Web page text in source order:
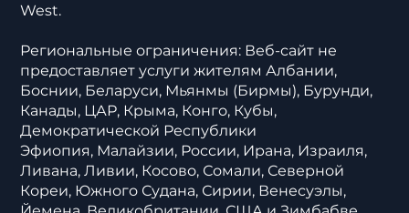
West.
Региональные ограничения: Веб-сайт не
предоставляет услуги жителям Албании,
Боснии, Беларуси, Мьянмы (Бирмы), Бурунди,
Канады, ЦАР, Крыма, Конго, Кубы,
Демократической Республики
Эфиопия, Малайзии, России, Ирана, Израиля,
Ливана, Ливии, Косово, Сомали, Северной
Кореи, Южного Судана, Сирии, Венесуэлы,